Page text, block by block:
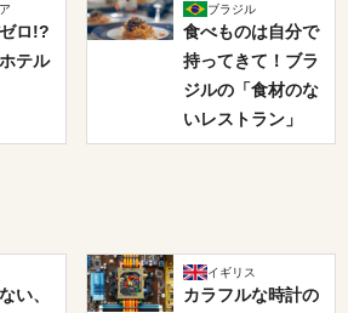
ロ!?
テル
ブラジル
食べものは自分で
持ってきて！ブラ
ジルの「食材のな
いレストラン」
い、
イギリス
カラフルな時計の